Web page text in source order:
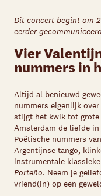
Dit concert begint om
eerder
Vier
nummers in
Altijd al benieuwd
nummers eigenlijk
stijgt het kwik tot grote
Amsterdam de liefde
Poëtische nummers
Argentijnse tango,
instrumentale
Porteño. Neem je
vriend(in) op een